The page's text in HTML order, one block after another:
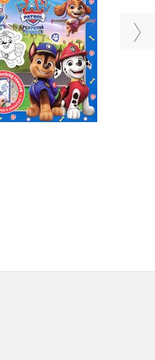
Kolektiv
Do košíku